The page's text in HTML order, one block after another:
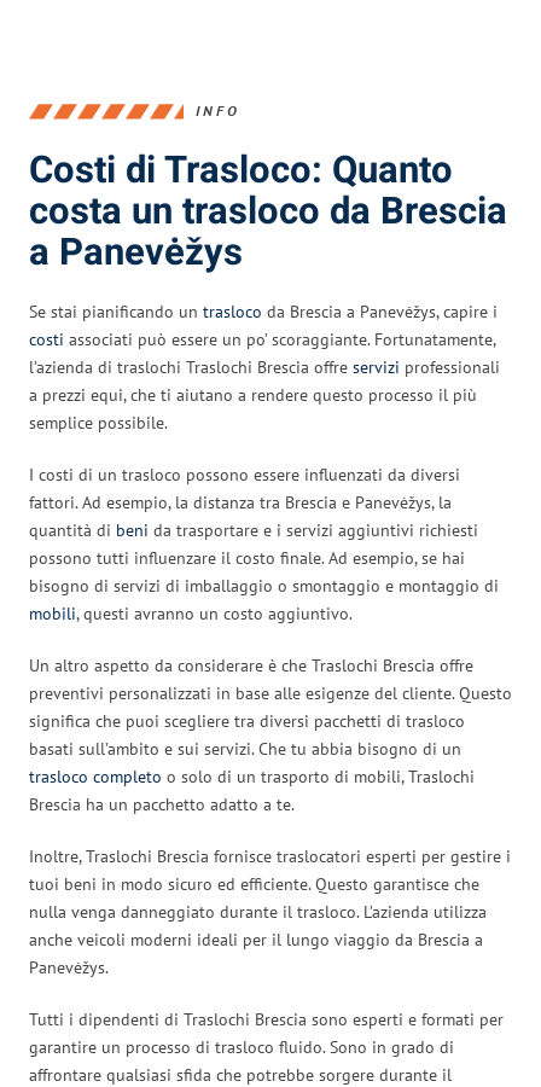
INFO
Costi di Trasloco: Quanto
costa un trasloco da Brescia
a Panevėžys
Se stai pianificando un trasloco da Brescia a Panevėžys, capire i
costi associati può essere un po’ scoraggiante. Fortunatamente,
l’azienda di traslochi Traslochi Brescia offre servizi professionali
a prezzi equi, che ti aiutano a rendere questo processo il più
semplice possibile.
I costi di un trasloco possono essere influenzati da diversi
fattori. Ad esempio, la distanza tra Brescia e Panevėžys, la
quantità di beni da trasportare e i servizi aggiuntivi richiesti
possono tutti influenzare il costo finale. Ad esempio, se hai
bisogno di servizi di imballaggio o smontaggio e montaggio di
mobili, questi avranno un costo aggiuntivo.
Un altro aspetto da considerare è che Traslochi Brescia offre
preventivi personalizzati in base alle esigenze del cliente. Questo
significa che puoi scegliere tra diversi pacchetti di trasloco
basati sull’ambito e sui servizi. Che tu abbia bisogno di un
trasloco completo o solo di un trasporto di mobili, Traslochi
Brescia ha un pacchetto adatto a te.
Inoltre, Traslochi Brescia fornisce traslocatori esperti per gestire i
tuoi beni in modo sicuro ed efficiente. Questo garantisce che
nulla venga danneggiato durante il trasloco. L’azienda utilizza
anche veicoli moderni ideali per il lungo viaggio da Brescia a
Panevėžys.
Tutti i dipendenti di Traslochi Brescia sono esperti e formati per
garantire un processo di trasloco fluido. Sono in grado di
affrontare qualsiasi sfida che potrebbe sorgere durante il